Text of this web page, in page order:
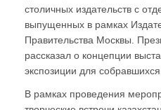
столичных издательств с
выпущенных в рамках
Правительства Москвы.
рассказал о концепции
экспозиции для собравшихся.
В рамках проведения